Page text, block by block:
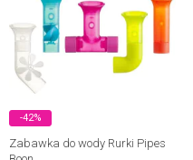
-42%
Zabawka do wody Rurki Pipes